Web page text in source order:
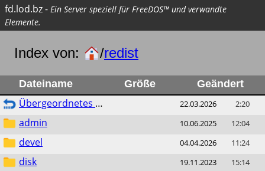
fd.lod.bz- Ein Server speziell für FreeDOS™ und verwandte
Elemente.
Index von: /redist
Dateiname Größe Geändert
Übergeordnetes Verzeichnis 22.03.2026 2:20
admin 10.06.2025 12:04
devel 04.04.2026 11:24
disk 19.11.2023 15:14